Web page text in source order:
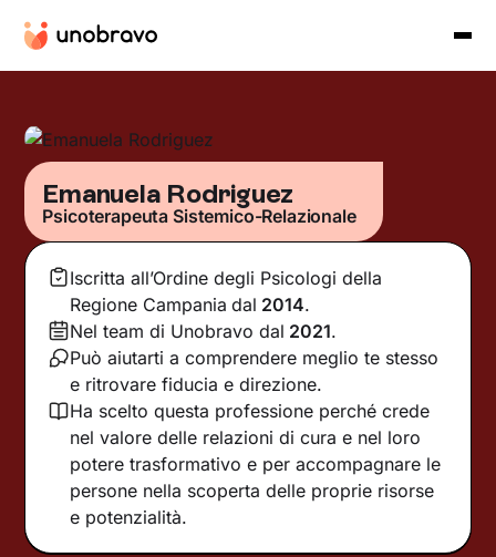
Emanuela Rodriguez
Psicoterapeuta Sistemico-Relazionale
Iscritta all’Ordine degli Psicologi della
Regione Campania dal 2014.
Nel team di Unobravo dal 2021.
Può aiutarti a comprendere meglio te stesso
e ritrovare fiducia e direzione.
Ha scelto questa professione perché crede
nel valore delle relazioni di cura e nel loro
potere trasformativo e per accompagnare le
persone nella scoperta delle proprie risorse
e potenzialità.